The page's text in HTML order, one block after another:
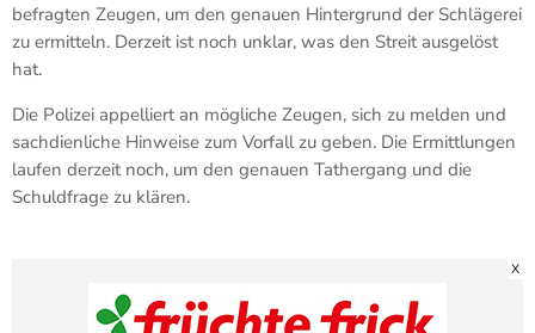
befragten Zeugen, um den genauen Hintergrund der Schlägerei
zu ermitteln. Derzeit ist noch unklar, was den Streit ausgelöst
hat.
Die Polizei appelliert an mögliche Zeugen, sich zu melden und
sachdienliche Hinweise zum Vorfall zu geben. Die Ermittlungen
laufen derzeit noch, um den genauen Tathergang und die
Schuldfrage zu klären.
X